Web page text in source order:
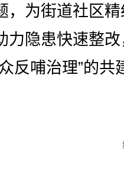
，为街道社区
力隐患快速整
反哺治理”的共